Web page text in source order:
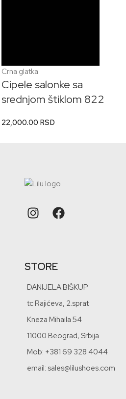
Crna glatka
Cipele salonke sa
srednjom štiklom 822
22,000.00 RSD
STORE
DANIJELA BIŠKUP
tc Rajićeva, 2.sprat
Kneza Mihaila 54
11000 Beograd, Srbija
Mob: +381 69 328 4044
email: sales@lilushoes.com